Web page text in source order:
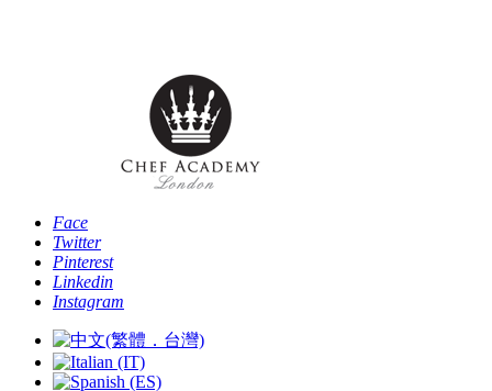
Face
Twitter
Pinterest
Linkedin
Instagram